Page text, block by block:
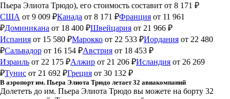
Пьера Элиота Трюдо), его стоимость составит от 8 171 ₽
США от 9 009 ₽Канада от 8 171 ₽Франция от 11 961
₽Доминикана от 18 400 ₽Швейцария от 21 966 ₽
Испания от 15 580 ₽Марокко от 22 533 ₽Иордания от 22 480
₽Сальвадор от 16 154 ₽Австрия от 18 453 ₽
Израиль от 22 175 ₽Алжир от 21 206 ₽Исландия от 26 269
₽Тунис от 21 692 ₽Греция от 30 132 ₽
В аэропорт им. Пьера Элиота Трюдо летает 32 авиакомпаний
Долететь до им. Пьера Элиота Трюдо вы можете на борту 32